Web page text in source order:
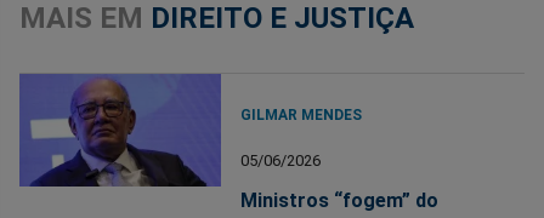
MAIS EM DIREITO E JUSTIÇA
GILMAR MENDES
05/06/2026
Ministros “fogem” do